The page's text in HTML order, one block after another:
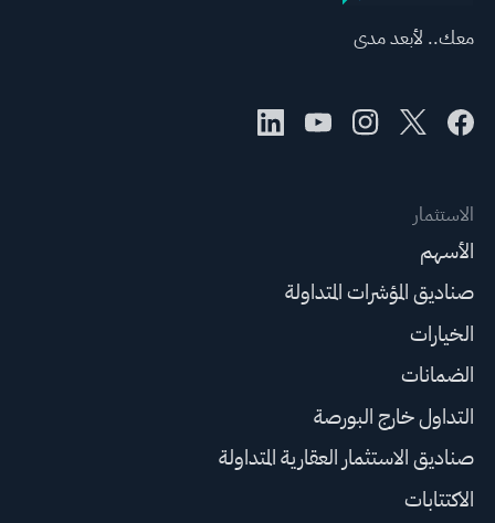
معك.. لأبعد مدى
الاستثمار
الأسهم
صناديق المؤشرات المتداولة
الخيارات
الضمانات
التداول خارج البورصة
صناديق الاستثمار العقارية المتداولة
الاكتتابات